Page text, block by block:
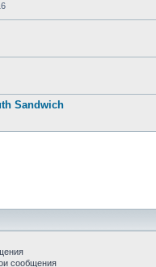
Sandwich
сообщения